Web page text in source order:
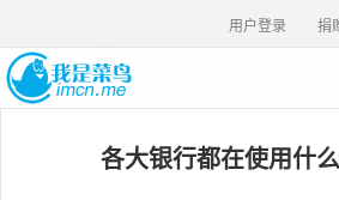
捐
用户登录
各大银行都在使用什